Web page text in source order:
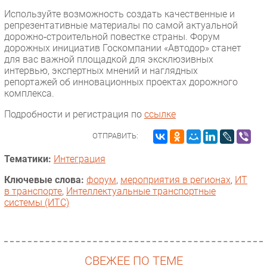
Гаджеты
Здоровье
РАЗДЕЛЫ
Новости
Интервью
Тестовый стенд
Каталог компаний
Используйте возможность создать качественные и
репрезентативные материалы по самой актуальной
дорожно‑строительной повестке страны. Форум
дорожных инициатив Госкомпании «Автодор» станет
для вас важной площадкой для эксклюзивных
интервью, экспертных мнений и наглядных
репортажей об инновационных проектах дорожного
комплекса.
Подробности и регистрация по ссылке
ОТПРАВИТЬ:
Тематики: Интеграция
Ключевые слова: форум, мероприятия в регионах, ИТ
в транспорте, Интеллектуальные транспортные
системы (ИТС)
СВЕЖЕЕ ПО ТЕМЕ